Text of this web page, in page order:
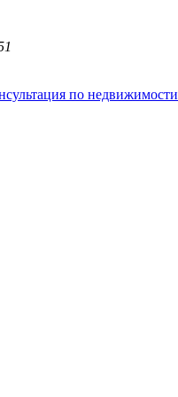
по недвижимости